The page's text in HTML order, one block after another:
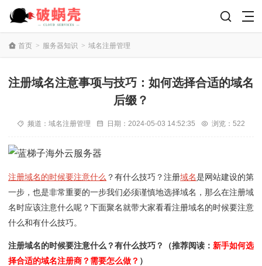
首页 > 服务器知识 > 域名注册管理
注册域名注意事项与技巧：如何选择合适的域名
后缀？
频道： 域名注册管理 日期： 2024-05-03 14:52:35 浏览：522
注册域名的时候要注意什么 ？有什么技巧？注册域名是网站建设的第
一步，也是非常重要的一步我们必须谨慎地选择域名，那么在注册域
名时应该注意什么呢？下面聚名就带大家看看注册域名的时候要注意
什么和有什么技巧。
注册域名的时候要注意什么？有什么技巧？（推荐阅读： 新手如何选
择合适的域名注册商？需要怎么做？ ）